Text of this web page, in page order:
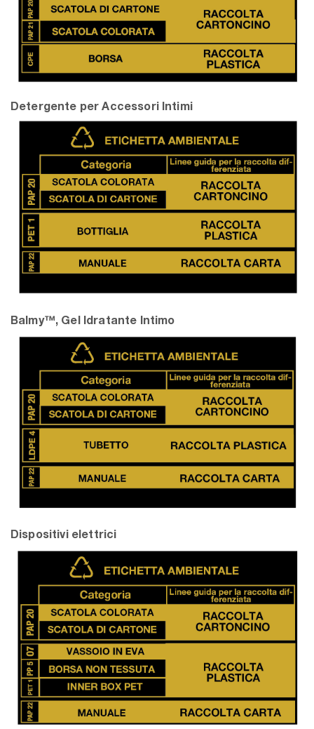
Detergente per Accessori Intimi
Balmy™, Gel Idratante Intimo
Dispositivi elettrici